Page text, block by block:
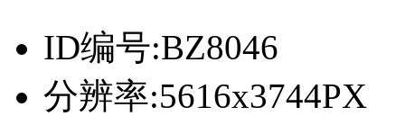
ID编号:BZ8046
分辨率:5616x3744PX